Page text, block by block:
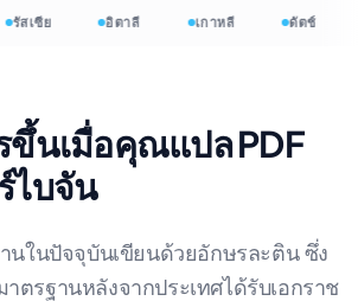
รัสเซีย อิตาลี เกาหลี ดัตช์
ขึ้นเมื่อคุณแปล PDF
ไบจัน
นในปัจจุบันเขียนด้วยอักษรละติน ซึ่ง
ตรฐานหลังจากประเทศได้รับเอกราช